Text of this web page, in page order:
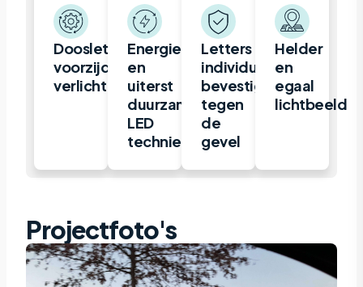
Doosletter,
voorzijde
verlicht
Energiezuinige
en
uiterst
duurzame
LED
techniek
Letters
individueel
bevestigd
tegen
de
gevel
Helder
en
egaal
lichtbeeld
Projectfoto's